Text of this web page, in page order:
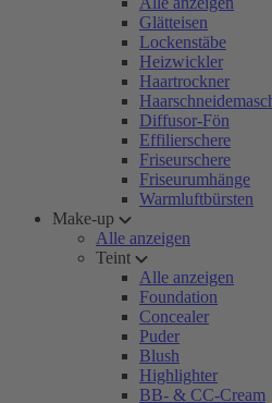
Glätteisen
Lockenstäbe
Heizwickler
Haartrockner
Diffusor-Fön
Effilierschere
Friseurschere
Friseurumhänge
Warmluftbürsten
Make-up
Alle anzeigen
Teint
Alle anzeigen
Foundation
Concealer
Puder
Blush
Highlighter
BB- & CC-Cream